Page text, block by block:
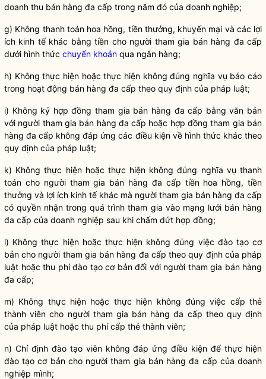
doanh thu bán hàng đa cấp trong năm đó của doanh nghiệp;
g) Không thanh toán hoa hồng, tiền thưởng, khuyến mại và các lợi
ích kinh tế khác bằng tiền cho người tham gia bán hàng đa cấp
dưới hình thức chuyển khoản qua ngân hàng;
h) Không thực hiện hoặc thực hiện không đúng nghĩa vụ báo cáo
trong hoạt động bán hàng đa cấp theo quy định của pháp luật;
i) Không ký hợp đồng tham gia bán hàng đa cấp bằng văn bản
với người tham gia bán hàng đa cấp hoặc hợp đồng tham gia bán
hàng đa cấp không đáp ứng các điều kiện về hình thức khác theo
quy định của pháp luật;
k) Không thực hiện hoặc thực hiện không đúng nghĩa vụ thanh
toán cho người tham gia bán hàng đa cấp tiền hoa hồng, tiền
thưởng và lợi ích kinh tế khác mà người tham gia bán hàng đa cấp
có quyền nhận trong quá trình tham gia vào mạng lưới bán hàng
đa cấp của doanh nghiệp sau khi chấm dứt hợp đồng;
l) Không thực hiện hoặc thực hiện không đúng việc đào tạo cơ
bản cho người tham gia bán hàng đa cấp theo quy định của pháp
luật hoặc thu phí đào tạo cơ bản đối với người tham gia bán hàng
đa cấp;
m) Không thực hiện hoặc thực hiện không đúng việc cấp thẻ
thành viên cho người tham gia bán hàng đa cấp theo quy định
của pháp luật hoặc thu phí cấp thẻ thành viên;
n) Chỉ định đào tạo viên không đáp ứng điều kiện để thực hiện
đào tạo cơ bản cho người tham gia bán hàng đa cấp của doanh
nghiệp mình;